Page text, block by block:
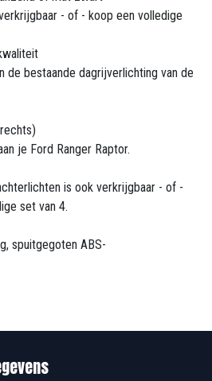
- of - koop een volledige
de bestaande dagrijverlichting van de
je Ford Ranger Raptor.
is ook verkrijgbaar - of -
set van 4.
spuitgegoten ABS-